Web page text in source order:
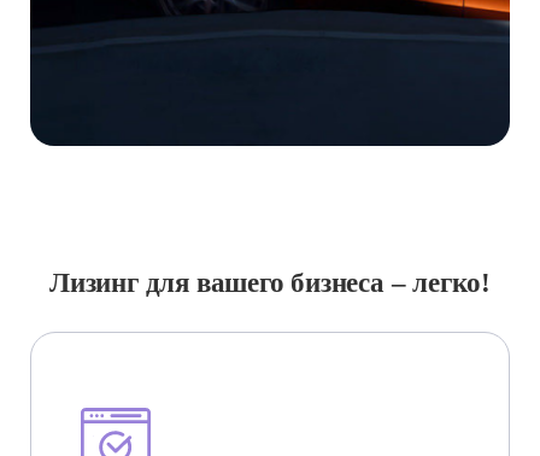
Лизинг для вашего бизнеса – легко!